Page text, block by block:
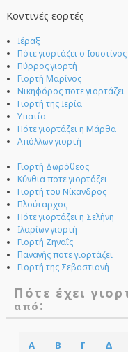
Κοντινές εορτές
Ιέραξ
Πότε γιορτάζει ο Ιουστίνος
Πύρρος γιορτή
Γιορτή Μαρίνος
Νικηφόρος ποτε γιορτάζει
Γιορτή της Ιερία
Υπατία
Πότε γιορτάζει η Μάρθα
Απόλλων γιορτή
Γιορτή Δωρόθεος
Κύνθια ποτε γιορτάζει
Γιορτή του Νίκανδρος
Πλούταρχος
Πότε γιορτάζει η Σελήνη
Ιλαρίων γιορτή
Γιορτή Ζηναΐς
Παναγής ποτε γιορτάζει
Γιορτή της Σεβαστιανή
Πότε έχει
από :
Α Β Γ Δ